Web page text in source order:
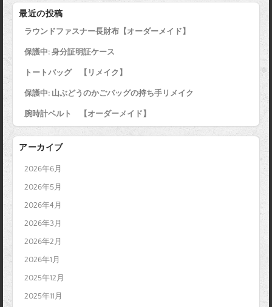
b
o
o
k
e
r
e
s
最近の投稿
ラウンドファスナー長財布【オーダーメイド】
保護中: 身分証明証ケース
トートバッグ 【リメイク】
保護中: 山ぶどうのかごバッグの持ち手リメイク
腕時計ベルト 【オーダーメイド】
アーカイブ
2026年6月
2026年5月
2026年4月
2026年3月
2026年2月
2026年1月
2025年12月
2025年11月